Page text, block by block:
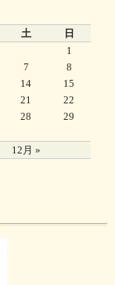
土 日
12月 »
1
7
8
14
15
21
22
28
29